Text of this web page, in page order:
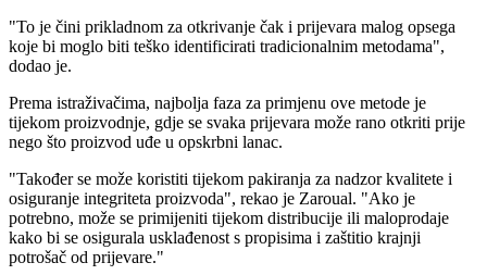
"To je čini prikladnom za otkrivanje čak i prijevara malog opsega
koje bi moglo biti teško identificirati tradicionalnim metodama",
dodao je.
Prema istraživačima, najbolja faza za primjenu ove metode je
tijekom proizvodnje, gdje se svaka prijevara može rano otkriti prije
nego što proizvod uđe u opskrbni lanac.
"Također se može koristiti tijekom pakiranja za nadzor kvalitete i
osiguranje integriteta proizvoda", rekao je Zaroual. "Ako je
potrebno, može se primijeniti tijekom distribucije ili maloprodaje
kako bi se osigurala usklađenost s propisima i zaštitio krajnji
potrošač od prijevare."